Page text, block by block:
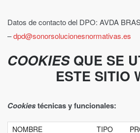
Datos de contacto del DPO: AVDA
–dpd@sonorsolucionesnormativas.es
COOKIES QUE SE
ESTE SITIO
Cookiestécnicas y funcionales:
NOMBRE TIPO